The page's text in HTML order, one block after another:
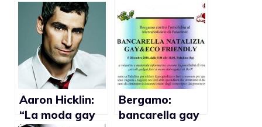
albergo gay
della città
amano Britney
Spears (video)
Aaron Hicklin:
“La moda gay
Bergamo:
bancarella gay